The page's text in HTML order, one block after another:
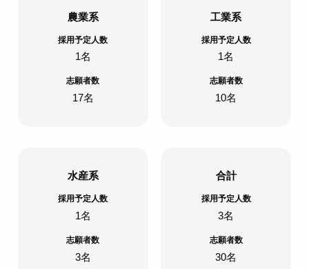
農業系
採用予定人数
1名
志願者数
17名
工業系
採用予定人数
1名
志願者数
10名
水産系
採用予定人数
1名
志願者数
3名
合計
採用予定人数
3名
志願者数
30名